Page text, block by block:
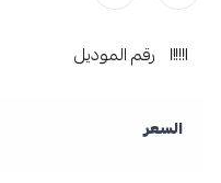
رقم الموديل
السعر